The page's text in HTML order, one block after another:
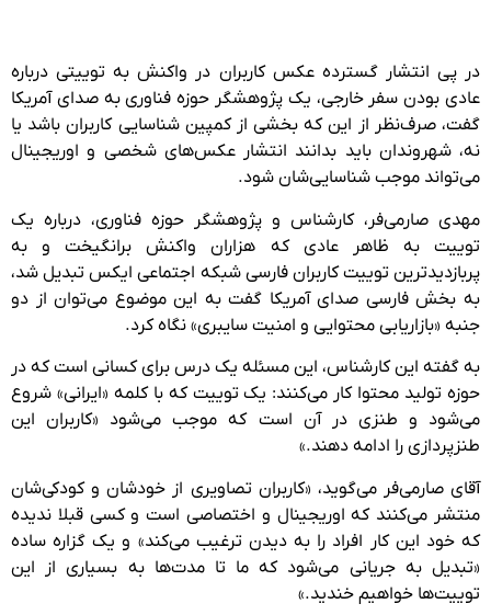
در پی انتشار گسترده عکس کاربران در واکنش به توییتی درباره
عادی بودن سفر خارجی، یک پژوهشگر حوزه فناوری به صدای آمریکا
گفت، صرف‌نظر از این که بخشی از کمپین شناسایی کاربران باشد یا
نه، شهروندان باید بدانند انتشار عکس‌های شخصی و اوریجینال
می‌تواند موجب شناسایی‌شان شود.
مهدی صارمی‌فر، کارشناس و پژوهشگر حوزه فناوری، درباره یک
توییت به ظاهر عادی که هزاران واکنش برانگیخت و به
پربازدیدترین توییت کاربران فارسی شبکه اجتماعی ایکس تبدیل شد،
به بخش فارسی صدای آمریکا گفت به این موضوع می‌توان از دو
جنبه «بازاریابی محتوایی و امنیت سایبری» نگاه کرد.
به گفته این کارشناس، این مسئله یک درس برای کسانی است که در
حوزه تولید محتوا کار می‌کنند: یک توییت که با کلمه «ایرانی» شروع
می‌شود و طنزی در آن است که موجب می‌شود «کاربران این
طنزپردازی را ادامه دهند.»
آقای صارمی‌فر می‌گوید، «کاربران تصاویری از خودشان و کودکی‌شان
منتشر می‌کنند که اوریجینال و اختصاصی است و کسی قبلا ندیده
که خود این کار افراد را به دیدن ترغیب می‌کند» و یک گزاره ساده
«تبدیل به جریانی می‌شود که ما تا مدت‌ها به بسیاری از این
توییت‌ها خواهیم خندید.»